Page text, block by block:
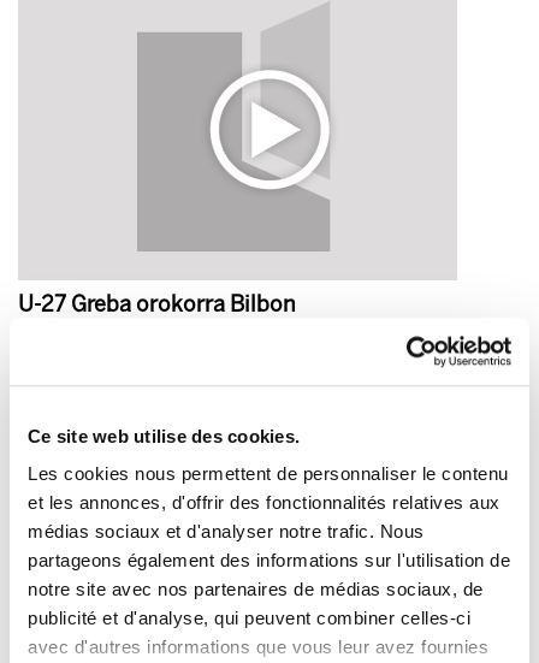
Ce site web utilise des cookies.
Les cookies nous permettent de personnaliser le contenu
et les annonces, d'offrir des fonctionnalités relatives aux
médias sociaux et d'analyser notre trafic. Nous
partageons également des informations sur l'utilisation de
notre site avec nos partenaires de médias sociaux, de
publicité et d'analyse, qui peuvent combiner celles-ci
avec d'autres informations que vous leur avez fournies
U-27 Greba orokorra Bilbon